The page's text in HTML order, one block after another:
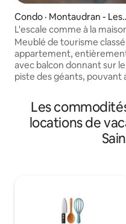
Condo · Montaudran -
net
L'escale comme à la
Meublé de tourisme classé 3*.
appartement,
avec balcon donnant sur
piste des géants, pouvant
cinéma, restaurants
à pied par la piste.
pieds de l'immeuble. Situé au coeur du
pôle scientifique : ISAE,
Airbus DS, CNES,etc.
Les
locations de